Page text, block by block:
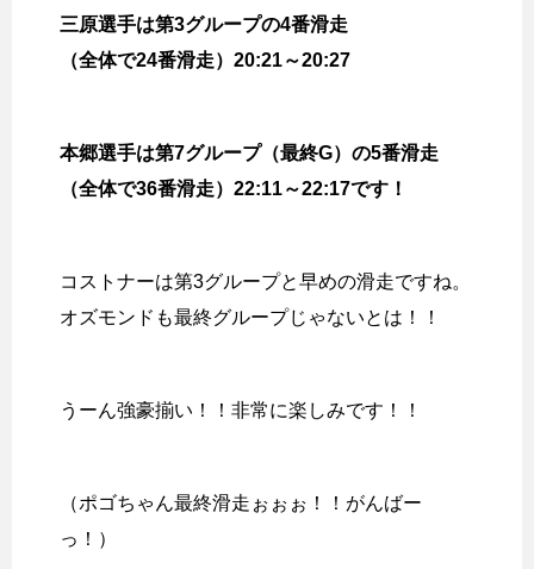
三原選手は第3グループの4番滑走
（全体で24番滑走）20:21～20:27
本郷選手は第7グループ（最終G）の5番滑走
（全体で36番滑走）22:11～22:17です！
コストナーは第3グループと早めの滑走ですね。
オズモンドも最終グループじゃないとは！！
うーん強豪揃い！！非常に楽しみです！！
（ポゴちゃん最終滑走ぉぉぉ！！がんばー
っ！）